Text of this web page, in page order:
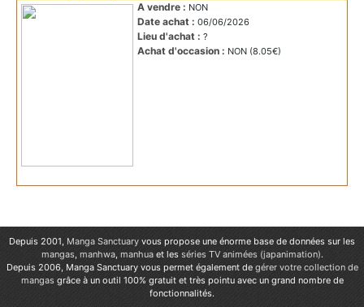
A vendre : NON
Date achat : 06/06/2026
Lieu d'achat : ?
Achat d'occasion : NON (8.05€)
Depuis 2001, Manga Sanctuary vous propose une énorme base de données sur les
mangas, manhwa, manhuaet les séries TV animées (japanimation).
Depuis 2006, Manga Sanctuary vous permet également de gérer votre collection de
mangas grâce à un outil 100% gratuit et très pointu avec un grand nombre de
fonctionnalités.